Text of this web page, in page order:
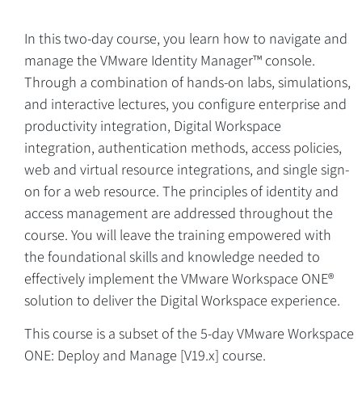
Overview
In this two-day course, you learn how to navigate and
manage the VMware Identity Manager™ console.
Through a combination of hands-on labs, simulations,
and interactive lectures, you configure enterprise and
productivity integration, Digital Workspace
integration, authentication methods, access policies,
web and virtual resource integrations, and single sign-
on for a web resource. The principles of identity and
access management are addressed throughout the
course. You will leave the training empowered with
the foundational skills and knowledge needed to
effectively implement the VMware Workspace ONE®
solution to deliver the Digital Workspace experience.
This course is a subset of the 5-day VMware Workspace
ONE: Deploy and Manage [V19.x] course.